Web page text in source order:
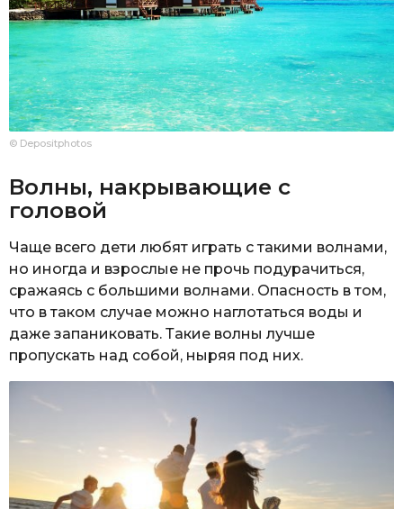
© Depositphotos
Волны, накрывающие с
головой
Чаще всего дети любят играть с такими волнами,
но иногда и взрослые не прочь подурачиться,
сражаясь с большими волнами. Опасность в том,
что в таком случае можно наглотаться воды и
даже запаниковать. Такие волны лучше
пропускать над собой, ныряя под них.